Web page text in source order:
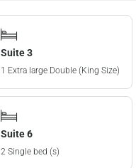
Suite 3
1 Extra large Double (King Size)
Suite 6
2 Single bed (s)